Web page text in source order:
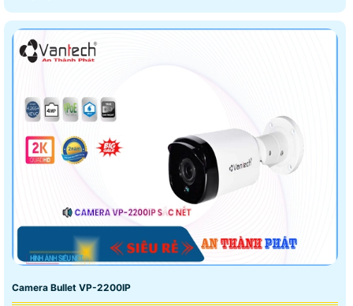
Camera Bullet VP-2200IP